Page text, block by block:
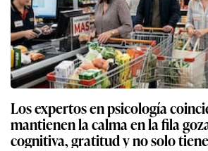
Los expertos en psicología
mantienen la calma en la fila
cognitiva, gratitud y no solo